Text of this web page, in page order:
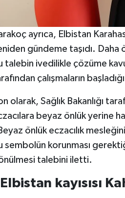
ayrıca, Elbistan
gündeme taşıdı.
talebin ivedilikle çözüme
çalışmaların
olarak, Sağlık Bakanlığı
beyaz önlük yerine
önlük eczacılık
sembolün korunması
talebini iletti.
kayısısı